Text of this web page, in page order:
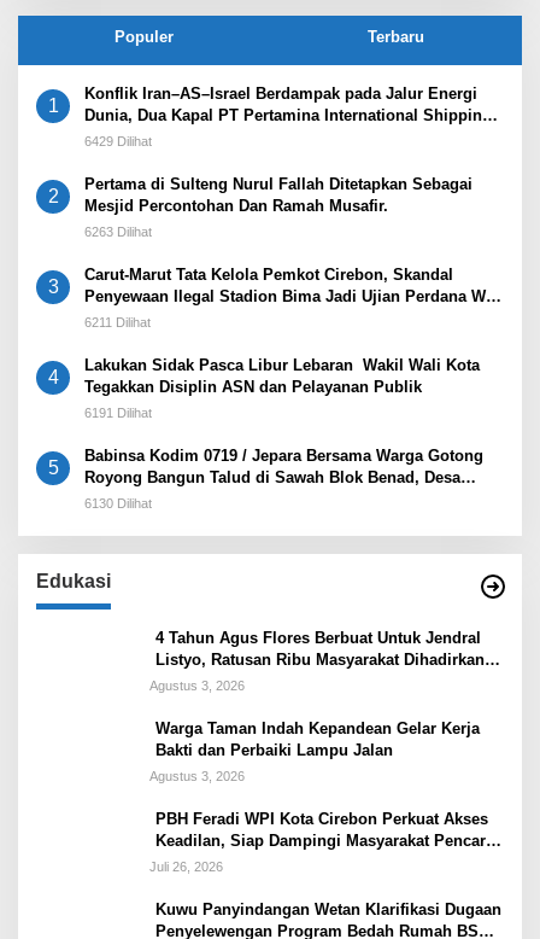
Populer Terbaru
1
Konflik Iran–AS–Israel Berdampak pada Jalur Energi
Dunia, Dua Kapal PT Pertamina International Shipping
Tertahan di Selat Hormuz
6429 Dilihat
2
Pertama di Sulteng Nurul Fallah Ditetapkan Sebagai
Mesjid Percontohan Dan Ramah Musafir.
6263 Dilihat
3
Carut-Marut Tata Kelola Pemkot Cirebon, Skandal
Penyewaan Ilegal Stadion Bima Jadi Ujian Perdana Wali
Kota Effendi Edo
6211 Dilihat
4
Lakukan Sidak Pasca Libur Lebaran Wakil Wali Kota
Tegakkan Disiplin ASN dan Pelayanan Publik
6191 Dilihat
5
Babinsa Kodim 0719 / Jepara Bersama Warga Gotong
Royong Bangun Talud di Sawah Blok Benad, Desa
Sidigede
6130 Dilihat
Edukasi
4 Tahun Agus Flores Berbuat Untuk Jendral
Listyo, Ratusan Ribu Masyarakat Dihadirkan
Dilapangan
Agustus 3, 2026
Warga Taman Indah Kepandean Gelar Kerja
Bakti dan Perbaiki Lampu Jalan
Agustus 3, 2026
PBH Feradi WPI Kota Cirebon Perkuat Akses
Keadilan, Siap Dampingi Masyarakat Pencari
Keadilan
Juli 26, 2026
Kuwu Panyindangan Wetan Klarifikasi Dugaan
Penyelewengan Program Bedah Rumah BSPS